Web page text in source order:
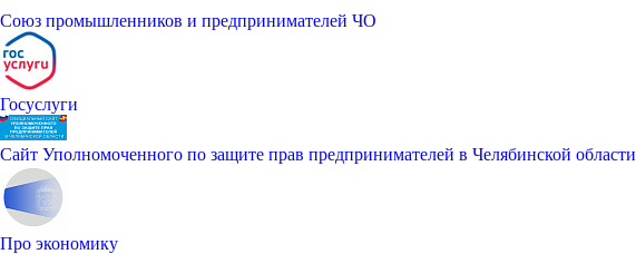
Союз промышленников и предпринимателей ЧО
Госуслуги
Сайт Уполномоченного по защите прав предпринимателей в Челябинской области
Про экономику